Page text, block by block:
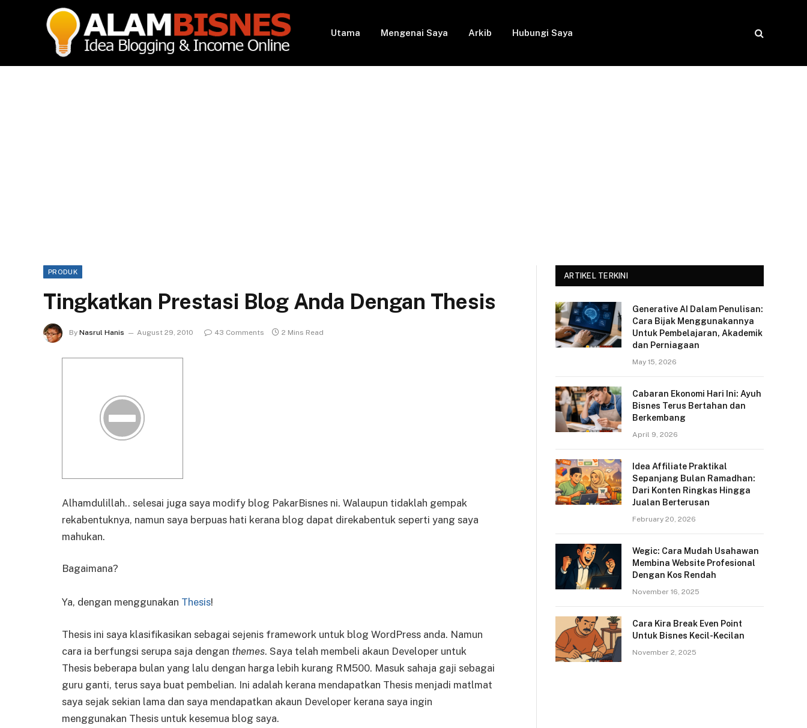
Utama Mengenai Saya Arkib Hubungi Saya
PRODUK
Tingkatkan Prestasi Blog Anda Dengan Thesis
By Nasrul Hanis August 29, 2010 43 Comments 2 Mins Read
Alhamdulillah.. selesai juga saya modify blog PakarBisnes ni. Walaupun tidaklah gempak
rekabentuknya, namun saya berpuas hati kerana blog dapat direkabentuk seperti yang saya
mahukan.
Bagaimana?
Ya, dengan menggunakan Thesis!
Thesis ini saya klasifikasikan sebagai sejenis framework untuk blog WordPress anda. Namun
cara ia berfungsi serupa saja dengan themes. Saya telah membeli akaun Developer untuk
Thesis beberapa bulan yang lalu dengan harga lebih kurang RM500. Masuk sahaja gaji sebagai
guru ganti, terus saya buat pembelian. Ini adalah kerana mendapatkan Thesis menjadi matlmat
saya sejak sekian lama dan saya mendapatkan akaun Developer kerana saya ingin
menggunakan Thesis untuk kesemua blog saya.
ARTIKEL TERKINI
Generative AI Dalam Penulisan:
Cara Bijak Menggunakannya
Untuk Pembelajaran, Akademik
dan Perniagaan
May 15, 2026
Cabaran Ekonomi Hari Ini: Ayuh
Bisnes Terus Bertahan dan
Berkembang
April 9, 2026
Idea Affiliate Praktikal
Sepanjang Bulan Ramadhan:
Dari Konten Ringkas Hingga
Jualan Berterusan
February 20, 2026
Wegic: Cara Mudah Usahawan
Membina Website Profesional
Dengan Kos Rendah
November 16, 2025
Cara Kira Break Even Point
Untuk Bisnes Kecil-Kecilan
November 2, 2025